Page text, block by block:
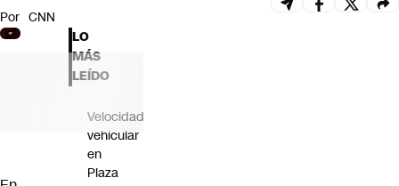
Por CNN
LO
MÁS
LEÍDO
Velocidad
vehicular
en
Plaza